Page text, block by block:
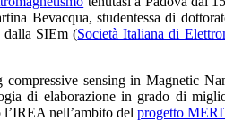
Bevacqua, studentessa di
dalla SIEm (Società Italiana di
sensing in Magnetic
di elaborazione in grado di
l’IREA nell’ambito del progetto